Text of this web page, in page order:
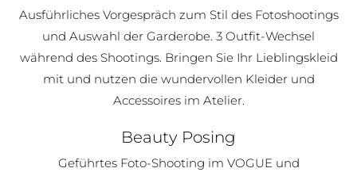
Ausführliches Vorgespräch zum Stil des Fotoshootings
und Auswahl der Garderobe. 3 Outfit-Wechsel
während des Shootings. Bringen Sie Ihr Lieblingskleid
mit und nutzen die wundervollen Kleider und
Accessoires im Atelier.
Beauty Posing
Geführtes Foto-Shooting im VOGUE und